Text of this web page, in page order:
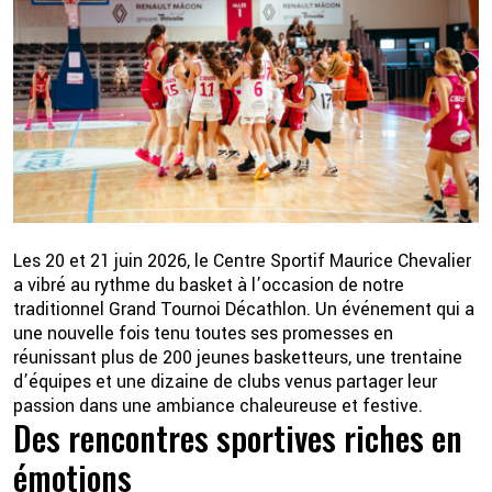
💦
Les 20 et 21 juin 2026, le Centre Sportif Maurice Chevalier
a vibré au rythme du basket à l’occasion de notre
traditionnel Grand Tournoi Décathlon. Un événement qui a
une nouvelle fois tenu toutes ses promesses en
réunissant plus de 200 jeunes basketteurs, une trentaine
d’équipes et une dizaine de clubs venus partager leur
passion dans une ambiance chaleureuse et festive.
Des rencontres sportives riches en
émotions